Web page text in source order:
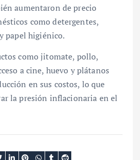
aumentaron de precio
como detergentes,
papel higiénico.
como jitomate, pollo,
a cine, huevo y plátanos
en sus costos, lo que
la presión inflacionaria en el